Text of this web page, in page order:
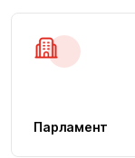
Парламент